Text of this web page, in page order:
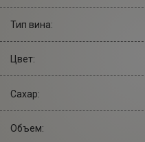
Тип вина:
Цвет:
Сахар:
Объем: